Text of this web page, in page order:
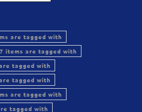
are tagged with
7 items are tagged with
tagged with
tagged with
are tagged with
tagged with